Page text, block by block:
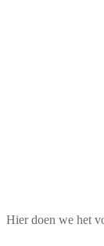
Hier doen we het